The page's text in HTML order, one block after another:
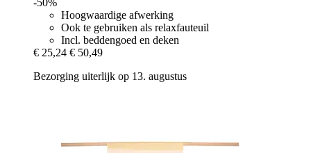
-50%
Hoogwaardige afwerking
Ook te gebruiken als relaxfauteuil
Incl. beddengoed en deken
€ 25,24 € 50,49
Bezorging uiterlijk op 13. augustus